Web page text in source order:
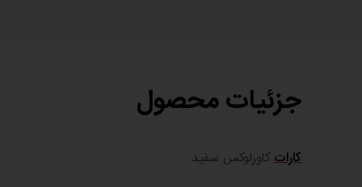
جزئیات محصول
کاراتکاورلوکس سفید